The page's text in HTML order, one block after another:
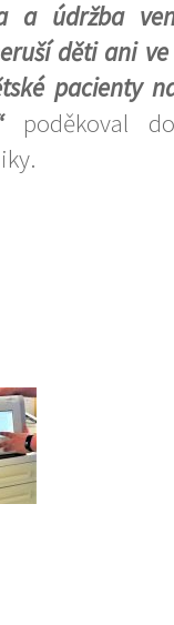
a údržba
děti ani
pacienty
poděkoval